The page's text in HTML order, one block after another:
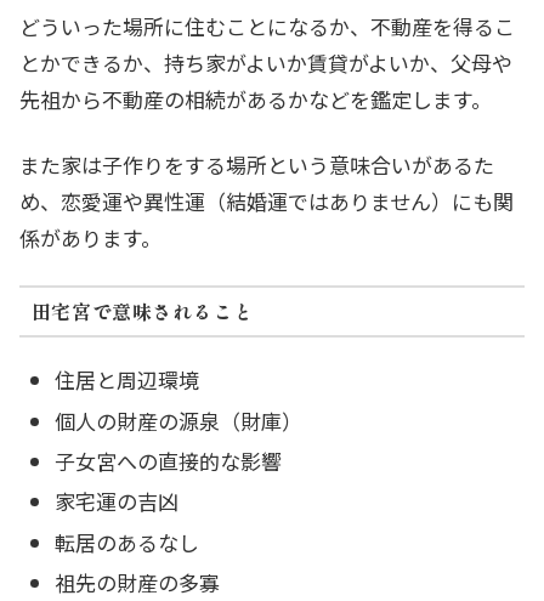
どういった場所に住むことになるか、不動産を得るこ
とかできるか、持ち家がよいか賃貸がよいか、父母や
先祖から不動産の相続があるかなどを鑑定します。
また家は子作りをする場所という意味合いがあるた
め、恋愛運や異性運（結婚運ではありません）にも関
係があります。
田宅宮で意味されること
住居と周辺環境
個人の財産の源泉（財庫）
子女宮への直接的な影響
家宅運の吉凶
転居のあるなし
祖先の財産の多寡